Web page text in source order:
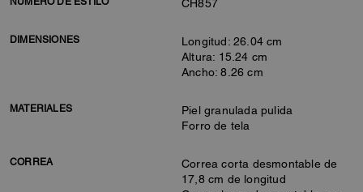
CH857
DIMENSIONES
Longitud: 26.04 cm
Altura: 15.24 cm
Ancho: 8.26 cm
MATERIALES
Piel granulada pulida
Forro de tela
CORREA
Correa corta desmontable de
17,8 cm de longitud